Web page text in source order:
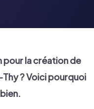
pour la création de
Thy? Voici pourquoi